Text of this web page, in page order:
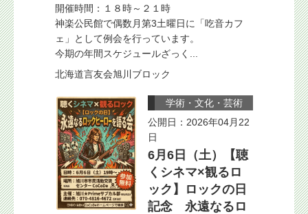
開催時間：１８時～２１時
神楽公民館で偶数月第3土曜日に「吃音カフ
ェ」として例会を行っています。
今期の年間スケジュールざっく...
北海道言友会旭川ブロック
学術・文化・芸術
公開日：2026年04月22
日
6月6日（土）【聴
くシネマ×観るロ
ック】ロックの日
記念 永遠なるロ